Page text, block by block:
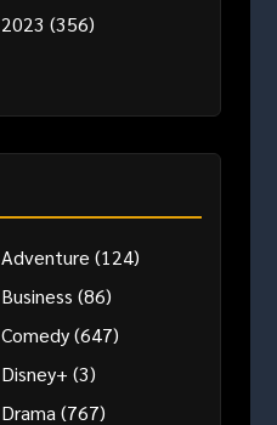
2023 (356)
Adventure (124)
Business (86)
Comedy(647)
Disney+ (3)
Drama(767)